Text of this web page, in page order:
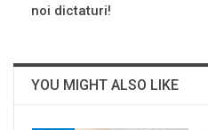
noi dictaturi!
YOU MIGHT ALSO LIKE